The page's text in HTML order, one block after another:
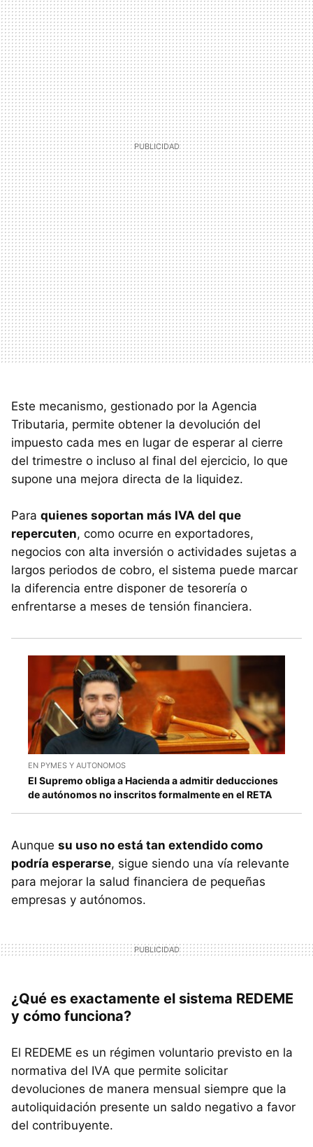
Este mecanismo, gestionado por la Agencia
Tributaria, permite obtener la devolución del
impuesto cada mes en lugar de esperar al cierre
del trimestre o incluso al final del ejercicio, lo que
supone una mejora directa de la liquidez.
Para quienes soportan más IVA del que
repercuten, como ocurre en exportadores,
negocios con alta inversión o actividades sujetas a
largos periodos de cobro, el sistema puede marcar
la diferencia entre disponer de tesorería o
enfrentarse a meses de tensión financiera.
EN PYMES Y AUTONOMOS
El Supremo obliga a Hacienda a admitir deducciones
de autónomos no inscritos formalmente en el RETA
Aunque su uso no está tan extendido como
podría esperarse, sigue siendo una vía relevante
para mejorar la salud financiera de pequeñas
empresas y autónomos.
¿Qué es exactamente el sistema REDEME
y cómo funciona?
El REDEME es un régimen voluntario previsto en la
normativa del IVA que permite solicitar
devoluciones de manera mensual siempre que la
autoliquidación presente un saldo negativo a favor
del contribuyente.